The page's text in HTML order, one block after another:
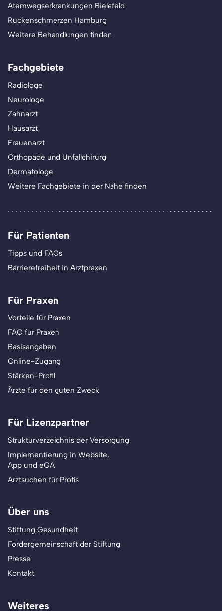
Atemwegserkrankungen Bielefeld
Rückenschmerzen Hamburg
Weitere Behandlungen finden
Fachgebiete
Radiologe
Neurologe
Zahnarzt
Hausarzt
Frauenarzt
Orthopäde und Unfallchirurg
Dermatologe
Weitere Fachgebiete in der Nähe finden
Für Patienten
Tipps und FAQs
Barrierefreiheit in Arztpraxen
Für Praxen
Vorteile für Praxen
FAQ für Praxen
Basisangaben
Online-Zugang
Stärken-Profil
Ärzte für den guten Zweck
Für Lizenzpartner
Strukturverzeichnis der Versorgung
Implementierung in Website,
App und eGA
Arztsuchen für Profis
Über uns
Stiftung Gesundheit
Fördergemeinschaft der Stiftung
Presse
Kontakt
Weiteres